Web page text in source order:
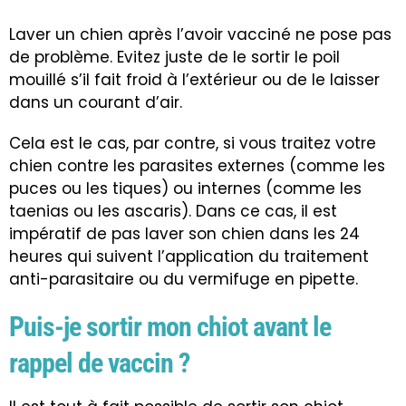
Laver un chien après l’avoir vacciné ne pose pas
de problème. Evitez juste de le sortir le poil
mouillé s’il fait froid à l’extérieur ou de le laisser
dans un courant d’air.
Cela est le cas, par contre, si vous traitez votre
chien contre les parasites externes (comme les
puces ou les tiques) ou internes (comme les
taenias ou les ascaris). Dans ce cas, il est
impératif de pas laver son chien dans les 24
heures qui suivent l’application du traitement
anti-parasitaire ou du vermifuge en pipette.
Puis-je sortir mon chiot avant le
rappel de vaccin ?